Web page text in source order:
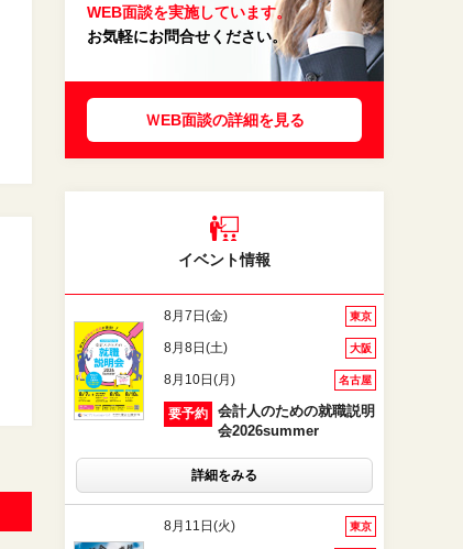
WEB面談を実施しています。
お気軽にお問合せください。
ＷEB面談の詳細を見る
イベント情報
8月7日(金) 東京
8月8日(土) 大阪
8月10日(月) 名古屋
要予約
会計人のための就職説明
会2026summer
詳細をみる
8月11日(火) 東京